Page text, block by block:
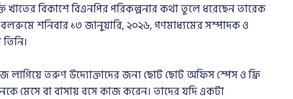
খাতের বিকাশে বিএনপির পরিকল্পনার কথা তুলে ধরেছেন তারেক
বলরুমে শনিবার ১৩ জানুয়ারি, ২০২৬, গণমাধ্যমের সম্পাদক ও
লাগিয়ে তরুণ উদ্যোক্তাদের জন্য ছোট ছোট অফিস স্পেস ও ফ্রি
মেসে বা বাসায় বসে কাজ করেন। তাদের যদি একটা